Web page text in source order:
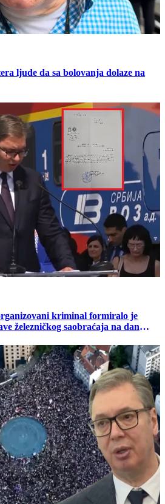
ljude da sa bolovanja dolaze na
kriminal formiralo je
železničkog saobraćaja na dan